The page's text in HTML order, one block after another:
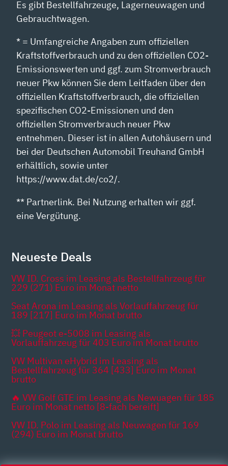
Es gibt Bestellfahrzeuge, Lagerneuwagen und
Gebrauchtwagen.
* = Umfangreiche Angaben zum offiziellen
Kraftstoffverbrauch und zu den offiziellen CO2-
Emissionswerten und ggf. zum Stromverbrauch
neuer Pkw können Sie dem Leitfaden über den
offiziellen Kraftstoffverbrauch, die offiziellen
spezifischen CO2-Emissionen und den
offiziellen Stromverbrauch neuer Pkw
entnehmen. Dieser ist in allen Autohäusern und
bei der Deutschen Automobil Treuhand GmbH
erhältlich, sowie unter
https://www.dat.de/co2/.
** Partnerlink. Bei Nutzung erhalten wir ggf.
eine Vergütung.
Neueste Deals
VW ID. Cross im Leasing als Bestellfahrzeug für
229 (271) Euro im Monat netto
Seat Arona im Leasing als Vorlauffahrzeug für
189 [217] Euro im Monat brutto
💥 Peugeot e-5008 im Leasing als
Vorlauffahrzeug für 403 Euro im Monat brutto
VW Multivan eHybrid im Leasing als
Bestellfahrzeug für 364 [433] Euro im Monat
brutto
🔥 VW Golf GTE im Leasing als Newuagen für 185
Euro im Monat netto [8-fach bereift]
VW ID. Polo im Leasing als Neuwagen für 169
(294) Euro im Monat brutto